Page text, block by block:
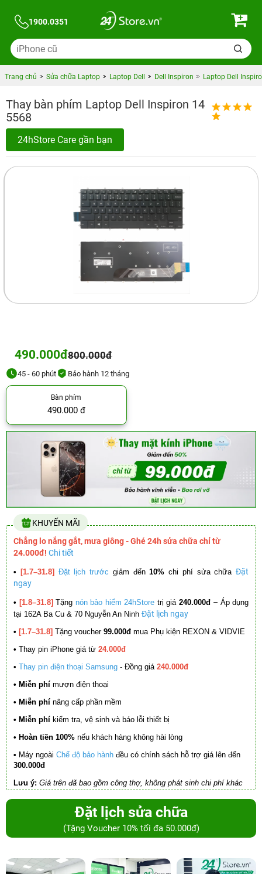
1900.0351
Trang chủ Sửa chữa Laptop Laptop Dell Dell Inspiron Laptop Dell
Thay bàn phím Laptop Dell Inspiron 14
5568
24hStore Care gần bạn
490.000đ800.000đ
45 - 60 phút Bảo hành 12 tháng
Bàn phím
490.000 đ
KHUYẾN MÃI
Chẳng lo nắng gắt, mưa giông - Ghé 24h sửa chữa chỉ từ
24.000đ! Chi tiết
• [1.7–31.8] Đặt lịch trước giảm đến10% chi phí sửa chữa Đặt
ngay
• [1.8–31.8] Tặng nón bảo hiểm 24hStore trị giá 240.000đ – Áp dụng
tại 162A Ba Cu & 70 Nguyễn An Ninh Đặt lịch ngay
• [1.7–31.8] Tặng voucher 99.000đ mua Phụ kiện REXON & VIDVIE
• Thay pin iPhone giá từ 24.000đ
• Thay pin điện thoại Samsung - Đồng giá 240.000đ
• Miễn phí mượn điện thoại
• Miễn phí nâng cấp phần mềm
• Miễn phí kiểm tra, vệ sinh và báo lỗi thiết bị
• Hoàn tiền 100% nếu khách hàng không hài lòng
• Máy ngoài Chế độ bảo hành đều có chính sách hỗ trợ giá lên đến
300.000đ
Lưu ý: Giá trên đã bao gồm công thợ, không phát sinh chi phí khác
Đặt lịch sửa chữa
(Tặng Voucher 10% tối đa 50.000đ)